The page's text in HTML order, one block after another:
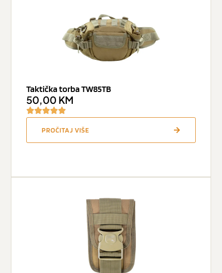
Taktička torba TW85TB
50,00 KM
PROČITAJ VIŠE